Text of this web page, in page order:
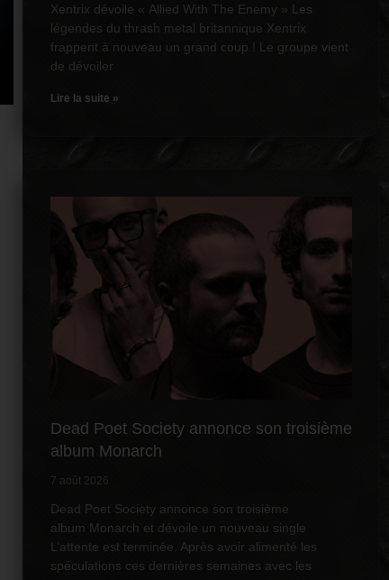
Xentrix dévoile « Allied With The Enemy » Les
légendes du thrash metal britannique Xentrix
frappent à nouveau un grand coup ! Le groupe vient
de dévoiler
Lire la suite »
Dead Poet Society annonce son troisième
album Monarch
7 août 2026
Dead Poet Society annonce son troisième
album Monarch et dévoile un nouveau single
L’attente est terminée. Après avoir alimenté les
spéculations ces dernières semaines avec les